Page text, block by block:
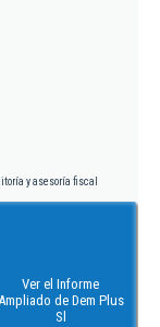
y asesoría fiscal
Ver el Informe
de Dem Plus
Sl